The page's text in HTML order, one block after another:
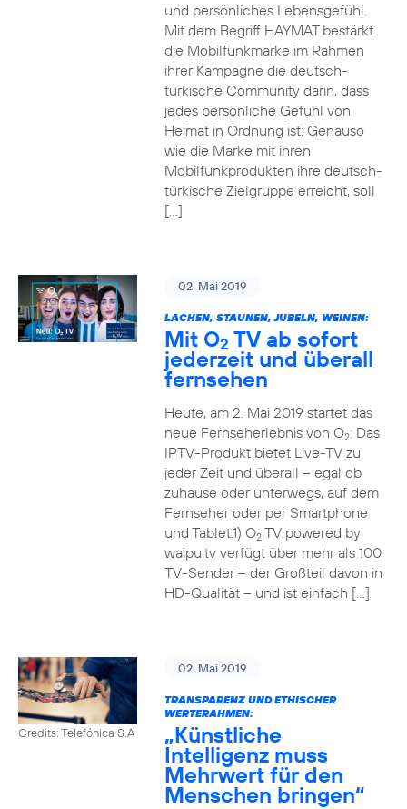
und persönliches Lebensgefühl.
Mit dem Begriff HAYMAT bestärkt
die Mobilfunkmarke im Rahmen
ihrer Kampagne die deutsch-
türkische Community darin, dass
jedes persönliche Gefühl von
Heimat in Ordnung ist: Genauso
wie die Marke mit ihren
Mobilfunkprodukten ihre deutsch-
türkische Zielgruppe erreicht, soll
[…]
02. Mai 2019
LACHEN, STAUNEN, JUBELN, WEINEN:
Mit O2 TV ab sofort
jederzeit und überall
fernsehen
Heute, am 2. Mai 2019 startet das
neue Fernseherlebnis von O2: Das
IPTV-Produkt bietet Live-TV zu
jeder Zeit und überall – egal ob
zuhause oder unterwegs, auf dem
Fernseher oder per Smartphone
und Tablet.1) O2TV powered by
waipu.tv verfügt über mehr als 100
TV-Sender – der Großteil davon in
HD-Qualität – und ist einfach […]
Credits: Telefónica S.A
02. Mai 2019
TRANSPARENZ UND ETHISCHER
WERTERAHMEN:
„Künstliche
Intelligenz muss
Mehrwert für den
Menschen bringen“